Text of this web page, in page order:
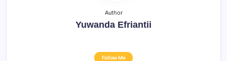
Author
Yuwanda Efriantii
Follow Me